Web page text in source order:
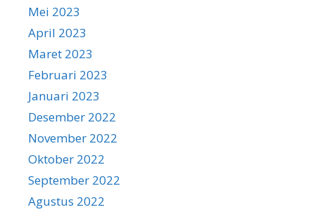
Mei 2023
April 2023
Maret 2023
Februari 2023
Januari 2023
Desember 2022
November 2022
Oktober 2022
September 2022
Agustus 2022